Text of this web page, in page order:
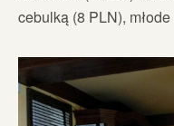
cebulką (8 PLN),